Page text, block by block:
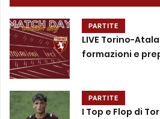
PARTITE
LIVE Torino-
formazioni e
PARTITE
I Top e Flop di